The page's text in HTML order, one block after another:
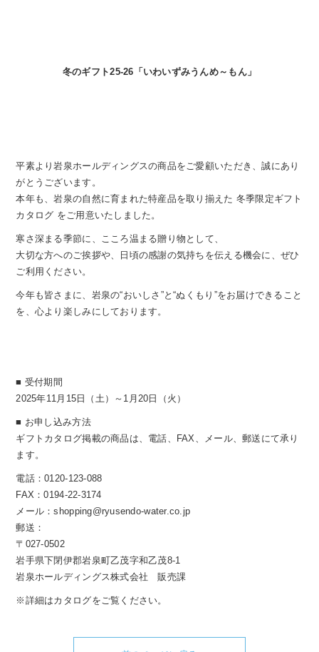
冬のギフト25-26「いわいずみうんめ～もん」
平素より岩泉ホールディングスの商品をご愛顧いただき、誠にあり
がとうございます。
本年も、岩泉の自然に育まれた特産品を取り揃えた 冬季限定ギフト
カタログ をご用意いたしました。
寒さ深まる季節に、こころ温まる贈り物として、
大切な方へのご挨拶や、日頃の感謝の気持ちを伝える機会に、ぜひ
ご利用ください。
今年も皆さまに、岩泉の“おいしさ”と“ぬくもり”をお届けできること
を、心より楽しみにしております。
■ 受付期間
2025年11月15日（土）～1月20日（火）
■ お申し込み方法
ギフトカタログ掲載の商品は、電話、FAX、メール、郵送にて承り
ます。
電話：0120-123-088
FAX：0194-22-3174
メール：shopping@ryusendo-water.co.jp
郵送：
〒027-0502
岩手県下閉伊郡岩泉町乙茂字和乙茂8-1
岩泉ホールディングス株式会社 販売課
※詳細はカタログをご覧ください。